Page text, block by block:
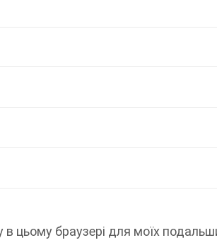
цьому браузері для моїх